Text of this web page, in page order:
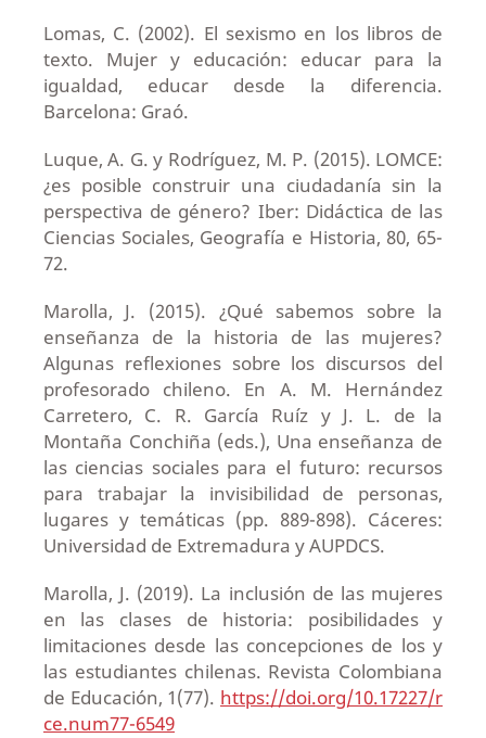
Lomas, C. (2002). El sexismo en los libros de
texto. Mujer y educación: educar para la
igualdad, educar desde la diferencia.
Barcelona: Graó.
Luque, A. G. y Rodríguez, M. P. (2015). LOMCE:
¿es posible construir una ciudadanía sin la
perspectiva de género? Iber: Didáctica de las
Ciencias Sociales, Geografía e Historia, 80, 65-
72.
Marolla, J. (2015). ¿Qué sabemos sobre la
enseñanza de la historia de las mujeres?
Algunas reflexiones sobre los discursos del
profesorado chileno. En A. M. Hernández
Carretero, C. R. García Ruíz y J. L. de la
Montaña Conchiña (eds.), Una enseñanza de
las ciencias sociales para el futuro: recursos
para trabajar la invisibilidad de personas,
lugares y temáticas (pp. 889-898). Cáceres:
Universidad de Extremadura y AUPDCS.
Marolla, J. (2019). La inclusión de las mujeres
en las clases de historia: posibilidades y
limitaciones desde las concepciones de los y
las estudiantes chilenas. Revista Colombiana
de Educación, 1(77). https://doi.org/10.17227/r
ce.num77-6549